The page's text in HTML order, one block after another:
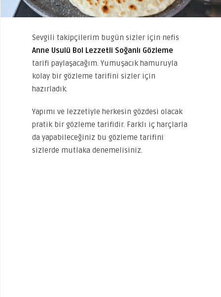
Sevgili takipçilerim bugün sizler için nefis
Anne Usulü Bol Lezzetli Soğanlı Gözleme
tarifi paylaşacağım. Yumuşacık hamuruyla
kolay bir gözleme tarifini sizler için
hazırladık.
Yapımı ve lezzetiyle herkesin gözdesi olacak
pratik bir gözleme tarifidir. Farklı iç harçlarla
da yapabileceğiniz bu gözleme tarifini
sizlerde mutlaka denemelisiniz.